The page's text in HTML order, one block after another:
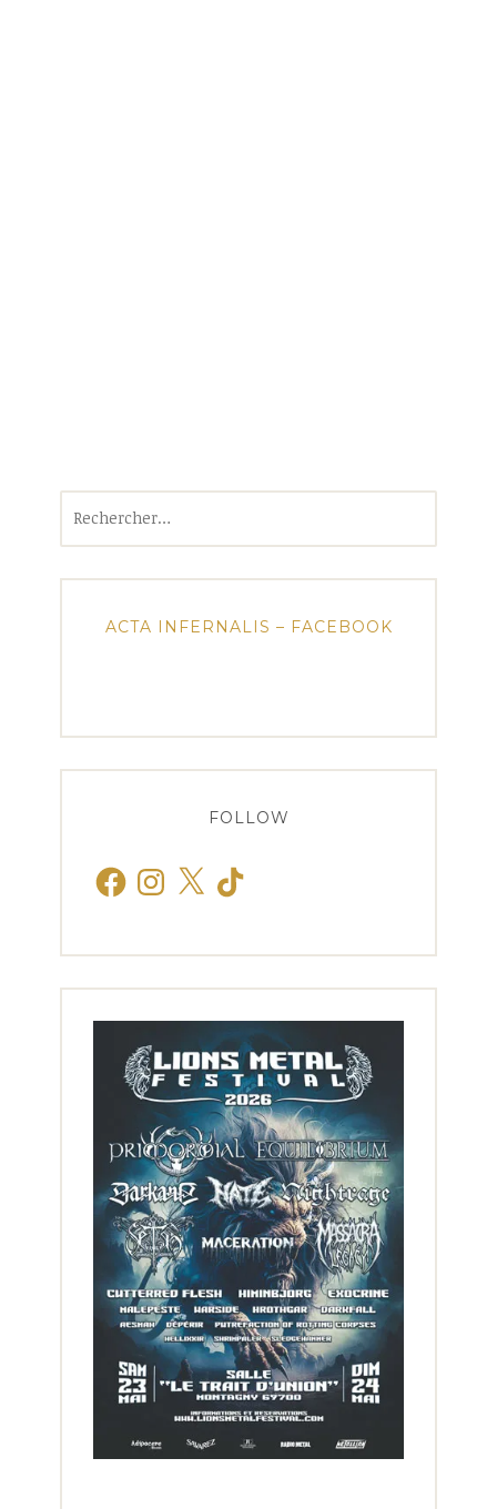
ACTA INFERNALIS – FACEBOOK
FOLLOW
FacebookInstagram
X TikTok